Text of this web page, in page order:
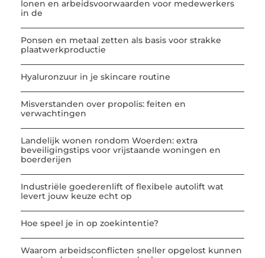
lonen en arbeidsvoorwaarden voor medewerkers
in de
Ponsen en metaal zetten als basis voor strakke
plaatwerkproductie
Hyaluronzuur in je skincare routine
Misverstanden over propolis: feiten en
verwachtingen
Landelijk wonen rondom Woerden: extra
beveiligingstips voor vrijstaande woningen en
boerderijen
Industriële goederenlift of flexibele autolift wat
levert jouw keuze echt op
Hoe speel je in op zoekintentie?
Waarom arbeidsconflicten sneller opgelost kunnen